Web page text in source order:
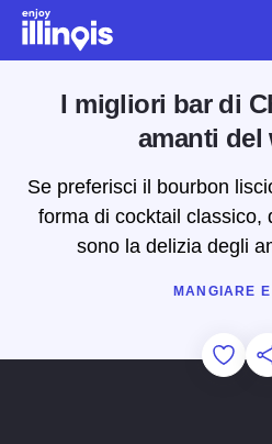
Vai al contenuto principale
I migliori bar di
amanti del
Se preferisci il bourbon
forma di cocktail classico,
sono la delizia degli
MANGIARE
Add